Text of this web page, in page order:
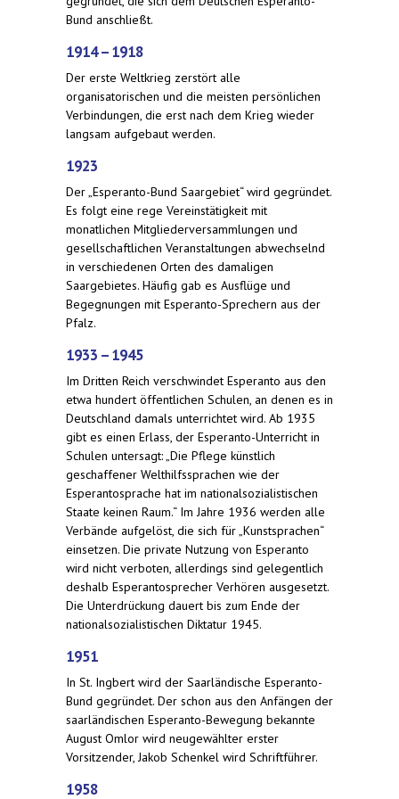
Bund anschließt.
1914 – 1918
Der erste Weltkrieg zerstört alle
organisatorischen und die meisten persönlichen
Verbindungen, die erst nach dem Krieg wieder
langsam aufgebaut werden.
1923
Der „Esperanto-Bund Saargebiet“ wird gegründet.
Es folgt eine rege Vereinstätigkeit mit
monatlichen Mitgliederversammlungen und
gesellschaftlichen Veranstaltungen abwechselnd
in verschiedenen Orten des damaligen
Saargebietes. Häufig gab es Ausflüge und
Begegnungen mit Esperanto-Sprechern aus der
Pfalz.
1933 – 1945
Im Dritten Reich verschwindet Esperanto aus den
etwa hundert öffentlichen Schulen, an denen es in
Deutschland damals unterrichtet wird. Ab 1935
gibt es einen Erlass, der Esperanto-Unterricht in
Schulen untersagt: „Die Pflege künstlich
geschaffener Welthilfssprachen wie der
Esperantosprache hat im nationalsozialistischen
Staate keinen Raum.“ Im Jahre 1936 werden alle
Verbände aufgelöst, die sich für „Kunstsprachen“
einsetzen. Die private Nutzung von Esperanto
wird nicht verboten, allerdings sind gelegentlich
deshalb Esperantosprecher Verhören ausgesetzt.
Die Unterdrückung dauert bis zum Ende der
nationalsozialistischen Diktatur 1945.
1951
In St. Ingbert wird der Saarländische Esperanto-
Bund gegründet. Der schon aus den Anfängen der
saarländischen Esperanto-Bewegung bekannte
August Omlor wird neugewählter erster
Vorsitzender, Jakob Schenkel wird Schriftführer.
1958